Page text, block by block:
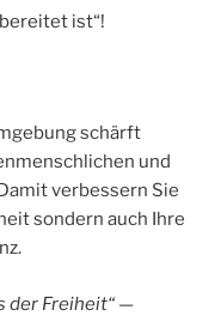
ist“!
schärft
und
verbessern Sie
sondern auch Ihre
der Freiheit“ —